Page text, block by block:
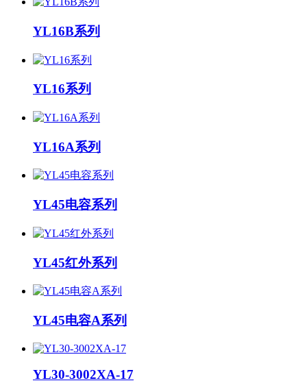
YL16B系列
YL16系列
YL16A系列
YL45电容系列
YL45红外系列
YL45电容A系列
YL30-3002XA-17